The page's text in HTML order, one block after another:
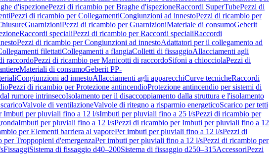
d'ispezionePezzi di ricambio per Braghe d'ispezioneRaccordi SuperTubePezzi di
Pezzi di ricambio per CollegamentiCongiunzioni ad innestoPezzi di ricambio per
GuarnizioniPezzi di ricambio per GuarnizioniMateriale di consumoGeberit
Raccordi specialiPezzi di ricambio per Raccordi specialiRaccordi
Pezzi di ricambio per Congiunzioni ad innestoAdattatori per il collegamento ad
filettatiCollegamenti a flangiaColletti di fissaggioAllacciamenti agli
raccordoPezzi di ricambio per Manicotti di raccordoSifoni a chiocciolaPezzi di
Materiali di consumoGeberit PP-
Congiunzioni ad innestoAllacciamenti agli apparecchiCurve tecnicheRaccordi
Pezzi di ricambio per Protezione antincendioProtezione antincendio per sistemi di
rumore intrinsecoIsolamento per il disaccoppiamento dalla struttura e l'isolamento
Valvole di ventilazioneValvole di ritegno a risparmio energeticoScarico per tetti
Imbuti per pluviali fino a 12 l/sImbuti per pluviali fino a 25 l/sPezzi di ricambio per
Imbuti per pluviali fino a 12 l/sPezzi di ricambio per Imbuti per pluviali fino a 12
per Elementi barriera al vaporePer imbuti per pluviali fino a 12 l/sPezzi di
per Troppopieni d'emergenzaPer imbuti per pluviali fino a 12 l/sPezzi di ricambio per
FissaggiSistema di fissaggio d40–200Sistema di fissaggio d250–315AccessoriPezzi